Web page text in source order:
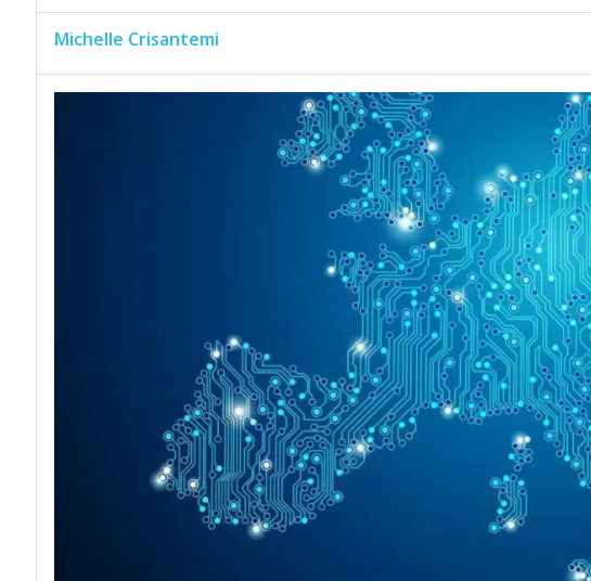
Michelle Crisantemi